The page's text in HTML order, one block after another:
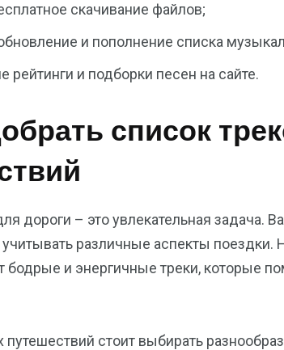
скачивание файлов;
и пополнение списка
рейтинги и подборки песен на сайте.
список
дороги – это увлекательная задача.
различные аспекты поездки.
бодрые и энергичные треки, которые
путешествий стоит выбирать